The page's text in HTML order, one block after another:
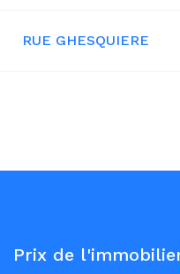
RUE GHESQUIERE
Prix de